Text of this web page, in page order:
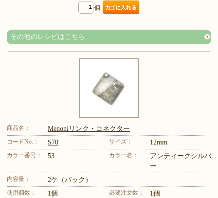
個
その他のレシピはこちら
商品名： Menoniリンク・コネクター
コードNo.： S70 サイズ： 12mm
カラー番号： 53 カラー名：
アンティークシルバ
ー
内容量： 2ケ（パック）
使用個数： 1個 必要注文数： 1個